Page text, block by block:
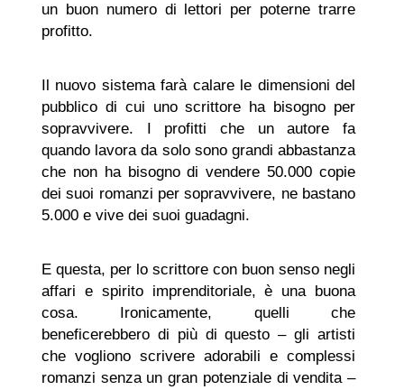
un buon numero di lettori per poterne trarre
profitto.
Il nuovo sistema farà calare le dimensioni del
pubblico di cui uno scrittore ha bisogno per
sopravvivere. I profitti che un autore fa
quando lavora da solo sono grandi abbastanza
che non ha bisogno di vendere 50.000 copie
dei suoi romanzi per sopravvivere, ne bastano
5.000 e vive dei suoi guadagni.
E questa, per lo scrittore con buon senso negli
affari e spirito imprenditoriale, è una buona
cosa. Ironicamente, quelli che
beneficerebbero di più di questo – gli artisti
che vogliono scrivere adorabili e complessi
romanzi senza un gran potenziale di vendita –